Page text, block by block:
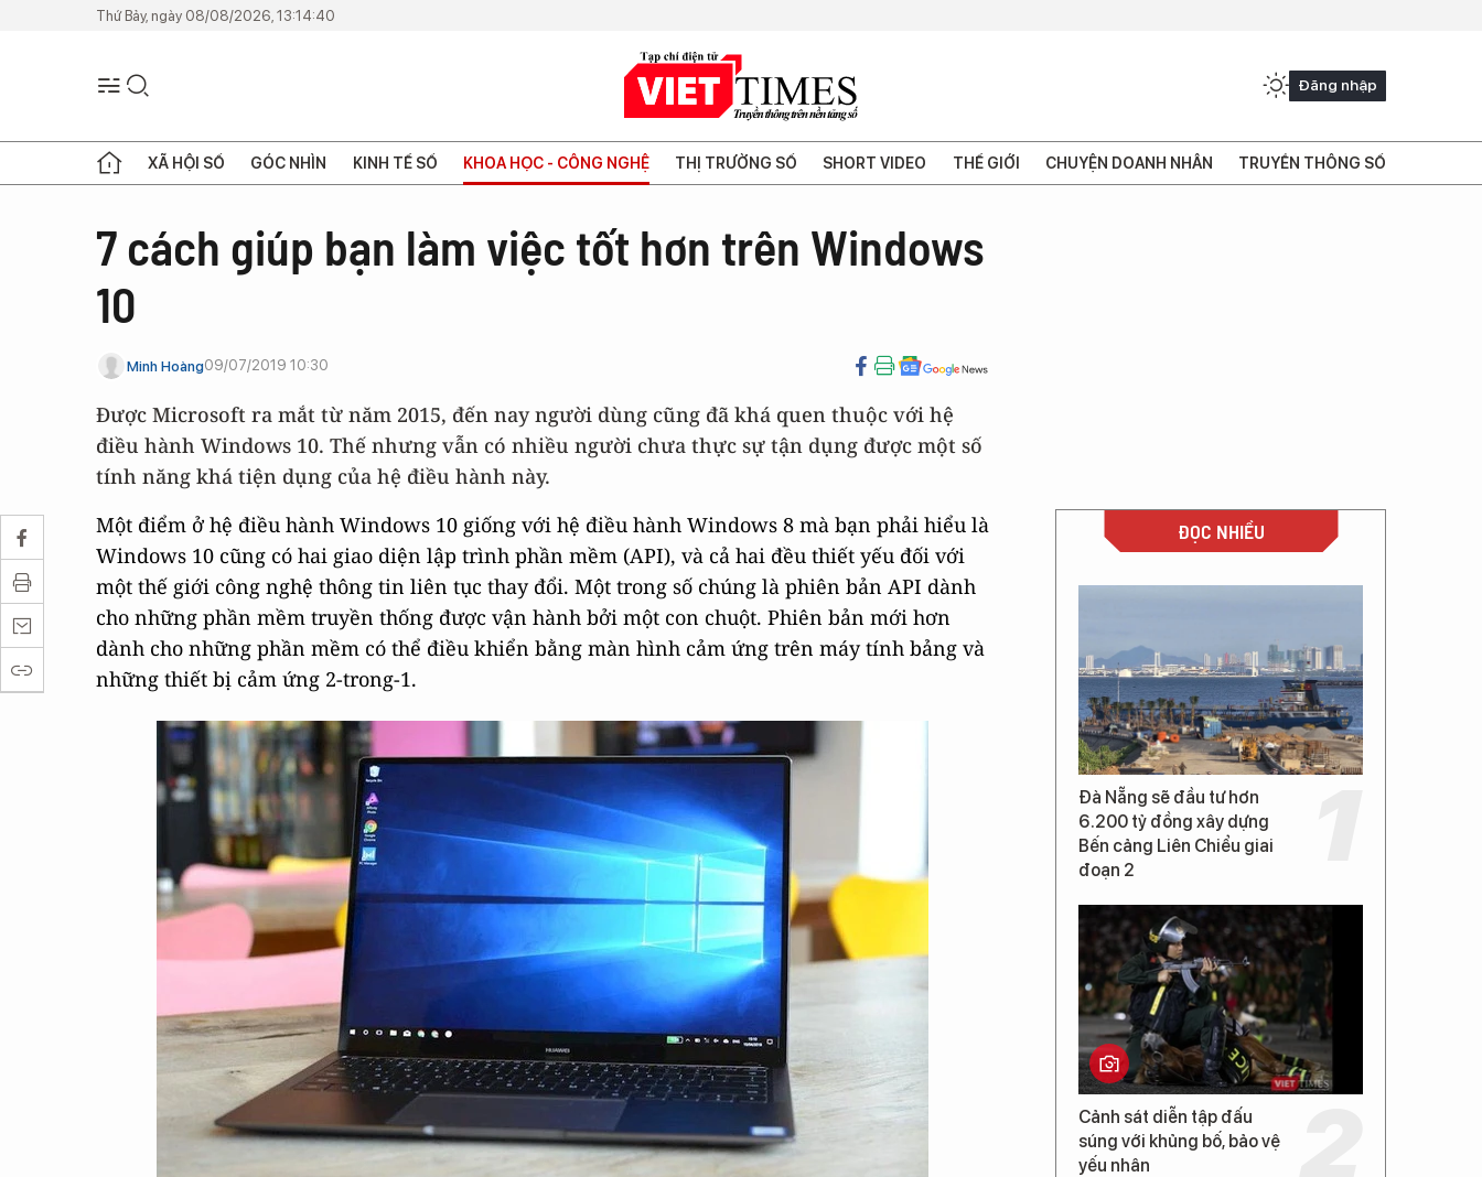
Thứ Bảy, ngày 08/08/2026, 13:14:40
Đăng nhập
XÃ HỘI SỐ GÓC NHÌN KINH TẾ SỐ KHOA HỌC - CÔNG NGHỆ THỊ TRƯỜNG SỐ SHORT VIDEO THẾ GIỚI CHUYỆN DOANH NHÂN TRUYỀN THÔNG SỐ
7 cách giúp bạn làm việc tốt hơn trên Windows
10
Minh Hoàng09/07/2019 10:30
Được Microsoft ra mắt từ năm 2015, đến nay người dùng cũng đã khá quen thuộc với hệ
điều hành Windows 10. Thế nhưng vẫn có nhiều người chưa thực sự tận dụng được một số
tính năng khá tiện dụng của hệ điều hành này.
Một điểm ở hệ điều hành Windows 10 giống với hệ điều hành Windows 8 mà bạn phải hiểu là
Windows 10 cũng có hai giao diện lập trình phần mềm (API), và cả hai đều thiết yếu đối với
một thế giới công nghệ thông tin liên tục thay đổi. Một trong số chúng là phiên bản API dành
cho những phần mềm truyền thống được vận hành bởi một con chuột. Phiên bản mới hơn
dành cho những phần mềm có thể điều khiển bằng màn hình cảm ứng trên máy tính bảng và
những thiết bị cảm ứng 2-trong-1.
ĐỌC NHIỀU
Đà Nẵng sẽ đầu tư hơn
6.200 tỷ đồng xây dựng
Bến cảng Liên Chiểu giai
đoạn 2
Cảnh sát diễn tập đấu
súng với khủng bố, bảo vệ
yếu nhân